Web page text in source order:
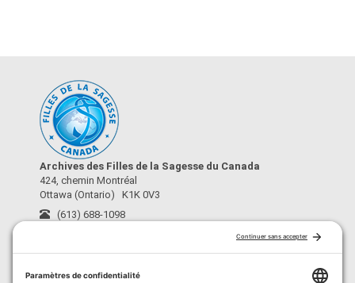
Archives des Filles de la Sagesse du Canada
424, chemin Montréal
Ottawa (Ontario) K1K 0V3
(613) 688-1098
›À propos